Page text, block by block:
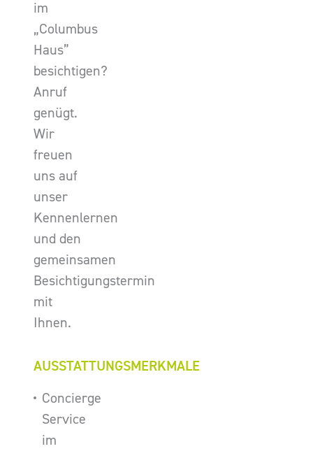
im
„Columbus
Haus”
besichtigen?
Anruf
genügt.
Wir
freuen
uns auf
unser
Kennenlernen
und den
gemeinsamen
Besichtigungstermin
mit
Ihnen.
AUSSTATTUNGSMERKMALE
Concierge
Service
im